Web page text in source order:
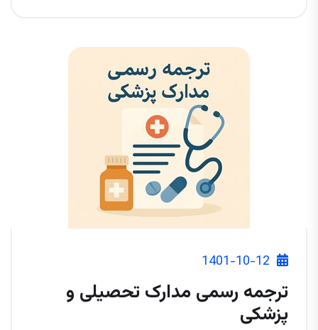
1401-10-12
ترجمه رسمی مدارک تحصیلی و
پزشکی